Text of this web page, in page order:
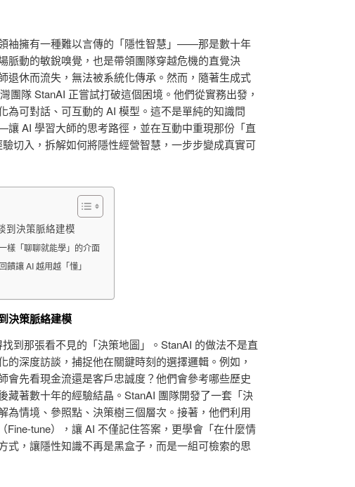
袖擁有一種難以言傳的「隱性智慧」——那是數十年
脈動的敏銳嗅覺，也是帶領團隊穿越危機的直覺決
退休而流失，無法被系統化傳承。然而，隨著生成式
團隊 StanAI 正嘗試打破這個困境。他們從實務出發，
為可對話、可互動的 AI 模型。這不是單純的知識問
AI 學習大師的思考路徑，並在互動中重現那份「直
切入，拆解如何將隱性經營智慧，一步步變成真實可
到決策脈絡建模
樣「聊聊就能學」的介面
饋讓 AI 越用越「懂」
決策脈絡建模
到那張看不見的「決策地圖」。StanAI 的做法不是直
的深度訪談，捕捉他在關鍵時刻的選擇邏輯。例如，
會先看現金流還是客戶忠誠度？他們會參考哪些歷史
藏著數十年的經驗結晶。StanAI 團隊開發了一套「決
為情境、參照點、決策樹三個層次。接著，他們利用
Fine-tune），讓 AI 不僅記住答案，更學會「在什麼情
式，讓隱性知識不再是黑盒子，而是一組可檢索的思